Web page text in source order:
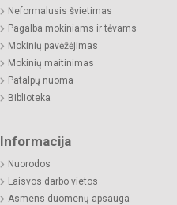
Neformalusis švietimas
Pagalba mokiniams ir tėvams
Mokinių pavėžėjimas
Mokinių maitinimas
Patalpų nuoma
Biblioteka
Informacija
Nuorodos
Laisvos darbo vietos
Asmens duomenų apsauga